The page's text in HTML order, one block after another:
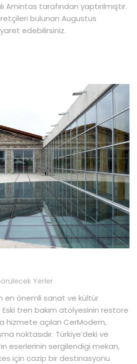
Amintas tarafından yaptırılmıştır.
bulunan Augustus
edebilirsiniz.
Yerler
en önemli sanat ve kültür
tren bakım atölyesinin restore
hizmete açılan CerModern,
noktasıdır. Türkiye’deki ve
eserlerinin sergilendigi mekan,
için cazip bir destinasyonu